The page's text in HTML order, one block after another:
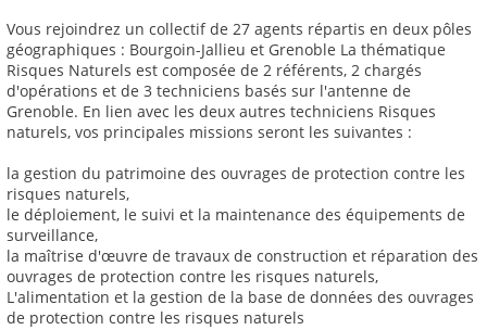
Vous rejoindrez un collectif de 27 agents répartis en deux pôles
géographiques : Bourgoin-Jallieu et Grenoble La thématique
Risques Naturels est composée de 2 référents, 2 chargés
d'opérations et de 3 techniciens basés sur l'antenne de
Grenoble. En lien avec les deux autres techniciens Risques
naturels, vos principales missions seront les suivantes :
la gestion du patrimoine des ouvrages de protection contre les
risques naturels,
le déploiement, le suivi et la maintenance des équipements de
surveillance,
la maîtrise d'œuvre de travaux de construction et réparation des
ouvrages de protection contre les risques naturels,
L'alimentation et la gestion de la base de données des ouvrages
de protection contre les risques naturels